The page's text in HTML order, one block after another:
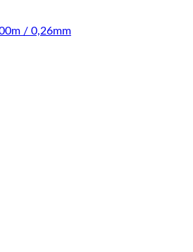
/ 0,26mm